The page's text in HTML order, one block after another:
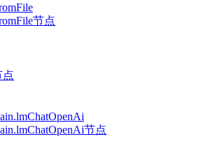
节点
点
节点